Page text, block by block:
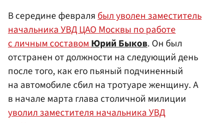
В середине февралябыл уволен заместитель
начальника УВД ЦАО Москвы по работе
с личным составомЮрий Быков. Он был
отстранен от должности на следующий день
после того, как его пьяный подчиненный
на автомобиле сбил на тротуаре женщину. А
в начале марта глава столичной милиции
уволил заместителя начальника УВД